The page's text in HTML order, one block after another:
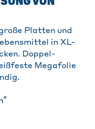
Platten und
in XL-
Doppel-
Megafolie
®